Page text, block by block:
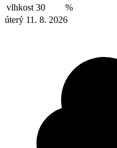
vlhkost 30
%
úterý 11. 8. 2026